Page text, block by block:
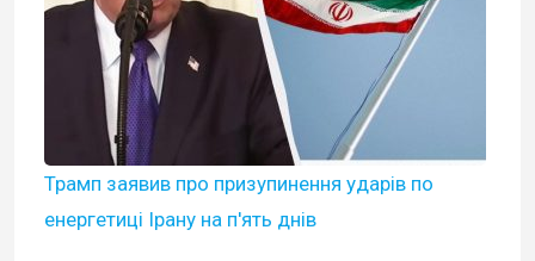
Трамп заявив про призупинення ударів по
енергетиці Ірану на п'ять днів